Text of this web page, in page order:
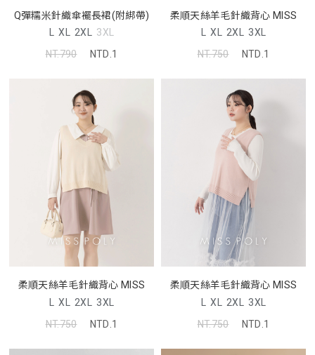
Q彈糯米針織傘襬長裙(附綁帶)
L XL 2XL 3XL
NT.790
NTD.1
柔順天絲羊毛針織背心 MISS
L XL 2XL 3XL
NT.750
NTD.1
柔順天絲羊毛針織背心 MISS
L XL 2XL 3XL
NT.750
NTD.1
柔順天絲羊毛針織背心 MISS
L XL 2XL 3XL
NT.750
NTD.1